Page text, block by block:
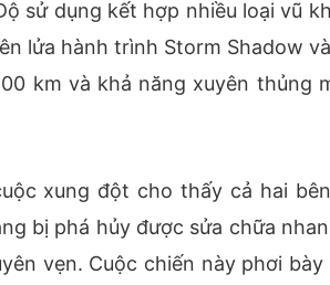
sử dụng kết hợp nhiều loại vũ
lửa hành trình Storm Shadow
km và khả năng xuyên thủng
xung đột cho thấy cả hai
bị phá hủy được sửa chữa
vẹn. Cuộc chiến này phơi